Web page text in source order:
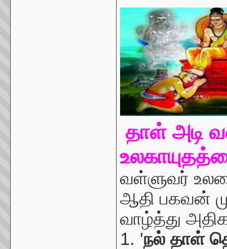
தாள் அடி
வள்ளுவர்
ஆதி பகவன்
வாழ்த்து
1. 'நல் தாள்